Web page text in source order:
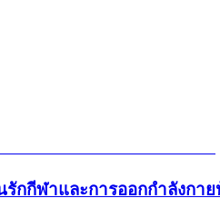
กกีฬาและการออกกำลังกา